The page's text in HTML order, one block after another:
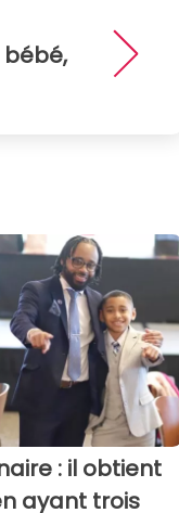
: il obtient
ayant trois